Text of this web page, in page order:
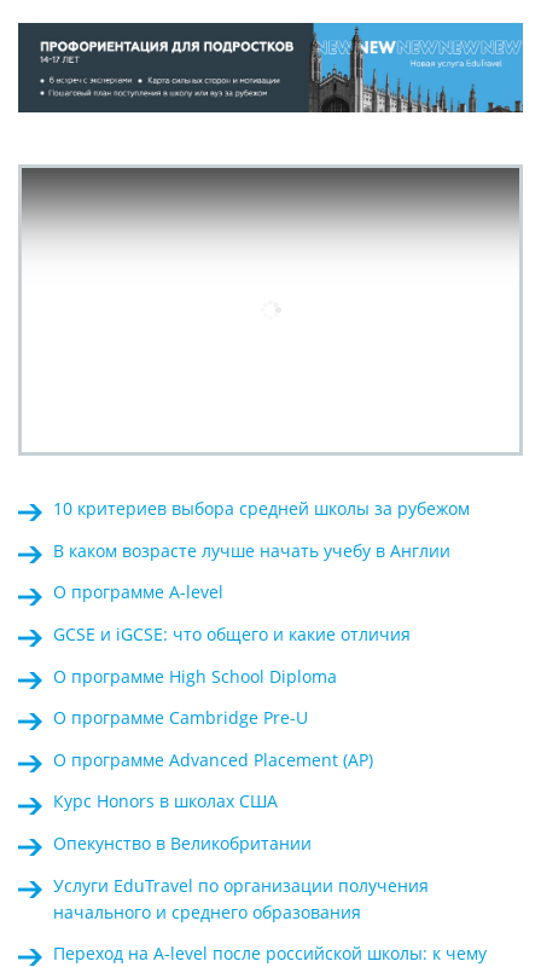
10 критериев выбора средней школы за рубежом
В каком возрасте лучше начать учебу в Англии
О программе A-level
GCSE и iGCSE: что общего и какие отличия
О программе High School Diploma
О программе Cambridge Pre-U
О программе Advanced Placement (AP)
Курс Honors в школах США
Опекунство в Великобритании
Услуги EduTravel по организации получения
начального и среднего образования
Переход на A-level после российской школы: к чему